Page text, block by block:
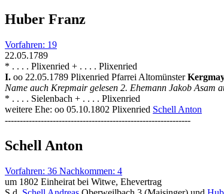
Huber Franz
Vorfahren: 19
22.05.1789
* . . . . Plixenried + . . . . Plixenried
I. oo 22.05.1789 Plixenried Pfarrei Altomünster
Name auch Krepmair gelesen 2. Ehemann Jakob Asam
* . . . . Sielenbach + . . . . Plixenried
weitere Ehe: oo 05.10.1802 Plixenried Schell Anton
--------------------------------------------------------------
Schell Anton
Vorfahren: 36 Nachkommen: 4
um 1802 Einheirat bei Witwe, Ehevertrag